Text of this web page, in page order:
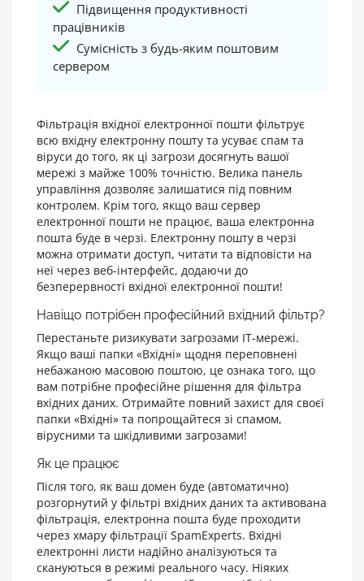
Підвищення продуктивності
працівників
Сумісність з будь-яким поштовим
сервером
Фільтрація вхідної електронної пошти фільтрує
всю вхідну електронну пошту та усуває спам та
віруси до того, як ці загрози досягнуть вашої
мережі з майже 100% точністю. Велика панель
управління дозволяє залишатися під повним
контролем. Крім того, якщо ваш сервер
електронної пошти не працює, ваша електронна
пошта буде в черзі. Електронну пошту в черзі
можна отримати доступ, читати та відповісти на
неї через веб-інтерфейс, додаючи до
безперервності вхідної електронної пошти!
Навіщо потрібен професійний вхідний фільтр?
Перестаньте ризикувати загрозами ІТ-мережі.
Якщо ваші папки «Вхідні» щодня переповнені
небажаною масовою поштою, це ознака того, що
вам потрібне професійне рішення для фільтра
вхідних даних. Отримайте повний захист для своєї
папки «Вхідні» та попрощайтеся зі спамом,
вірусними та шкідливими загрозами!
Як це працює
Після того, як ваш домен буде (автоматично)
розгорнутий у фільтрі вхідних даних та активована
фільтрація, електронна пошта буде проходити
через хмару фільтрації SpamExperts. Вхідні
електронні листи надійно аналізуються та
скануються в режимі реального часу. Ніяких